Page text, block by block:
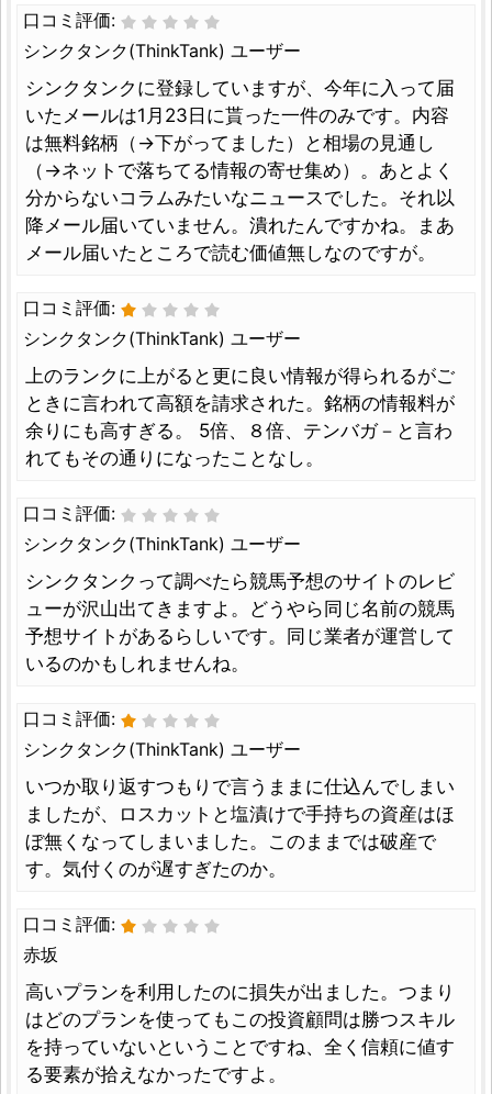
口コミ評価:
シンクタンク(ThinkTank) ユーザー
シンクタンクに登録していますが、今年に入って届
いたメールは1月23日に貰った一件のみです。内容
は無料銘柄（→下がってました）と相場の見通し
（→ネットで落ちてる情報の寄せ集め）。あとよく
分からないコラムみたいなニュースでした。それ以
降メール届いていません。潰れたんですかね。まあ
メール届いたところで読む価値無しなのですが。
口コミ評価:
シンクタンク(ThinkTank) ユーザー
上のランクに上がると更に良い情報が得られるがご
ときに言われて高額を請求された。銘柄の情報料が
余りにも高すぎる。 5倍、８倍、テンバガ－と言わ
れてもその通りになったことなし。
口コミ評価:
シンクタンク(ThinkTank) ユーザー
シンクタンクって調べたら競馬予想のサイトのレビ
ューが沢山出てきますよ。どうやら同じ名前の競馬
予想サイトがあるらしいです。同じ業者が運営して
いるのかもしれませんね。
口コミ評価:
シンクタンク(ThinkTank) ユーザー
いつか取り返すつもりで言うままに仕込んでしまい
ましたが、ロスカットと塩漬けで手持ちの資産はほ
ぼ無くなってしまいました。このままでは破産で
す。気付くのが遅すぎたのか。
口コミ評価:
赤坂
高いプランを利用したのに損失が出ました。つまり
はどのプランを使ってもこの投資顧問は勝つスキル
を持っていないということですね、全く信頼に値す
る要素が拾えなかったですよ。